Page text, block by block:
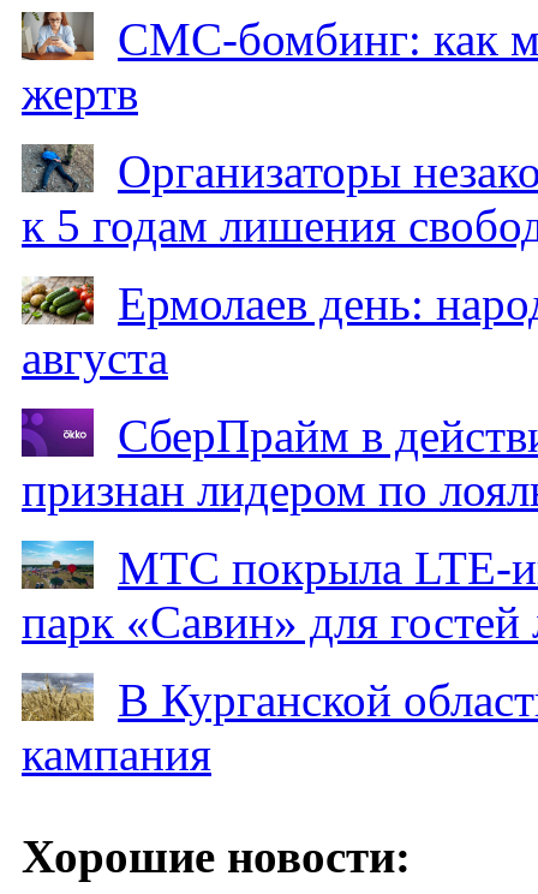
СМС-бомбинг: как
жертв
Организаторы
к 5 годам лишения
Ермолаев день:
августа
СберПрайм в
признан лидером по
МТС покрыла LTE-
парк «Савин» для гостей
В Курганской
кампания
Хорошие новости: